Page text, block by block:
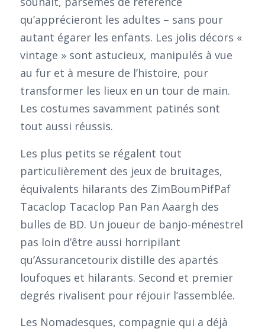
qu’apprécieront les adultes – sans pour
autant égarer les enfants. Les jolis décors «
vintage » sont astucieux, manipulés à vue
au fur et à mesure de l’histoire, pour
transformer les lieux en un tour de main.
Les costumes savamment patinés sont
tout aussi réussis.
Les plus petits se régalent tout
particulièrement des jeux de bruitages,
équivalents hilarants des ZimBoumPifPaf
Tacaclop Tacaclop Pan Pan Aaargh des
bulles de BD. Un joueur de banjo-ménestrel
pas loin d’être aussi horripilant
qu’Assurancetourix distille des apartés
loufoques et hilarants. Second et premier
degrés rivalisent pour réjouir l’assemblée.
Les Nomadesques, compagnie qui a déjà